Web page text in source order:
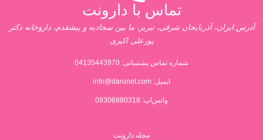
تماس با دارونت
آدرس:ایران، آذربایجان شرقی، تبریز، ما بین سجادیه و پیشقدم، داروخانه دکتر
پورعلی اکبری
شماره تماس پشتیبانی: 04135443970
ایمیل: info@darunet.com
واتس‌اپ: 09306880318
مجله دارونت